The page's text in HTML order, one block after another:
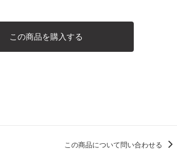
この商品を購入する
この商品について問い合わせる